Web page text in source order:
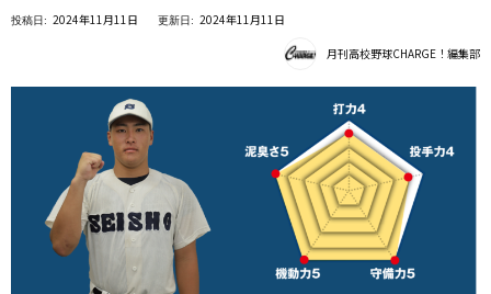
2024年11月11日 2024年11月11日
月刊高校野球CHARGE！編集部